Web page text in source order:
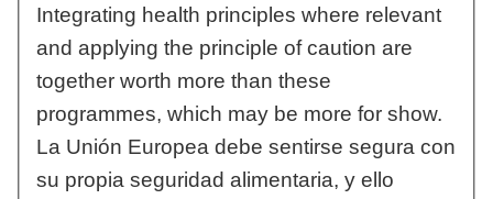
Integrating health principles where relevant
and applying the principle of caution are
together worth more than these
programmes, which may be more for show.
La Unión Europea debe sentirse segura con
su propia seguridad alimentaria, y ello